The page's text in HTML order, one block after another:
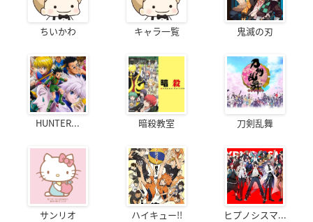
ちいかわ キャラ一覧 鬼滅の刃
HUNTER... 暗殺教室 刀剣乱舞
サンリオ ハイキュー!! ヒプノシスマ...